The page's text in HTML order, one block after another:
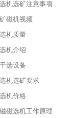
机选矿注意事项
磁机视频
机质量
机介绍
选设备
机选矿要求
机价格
磁选机工作原理